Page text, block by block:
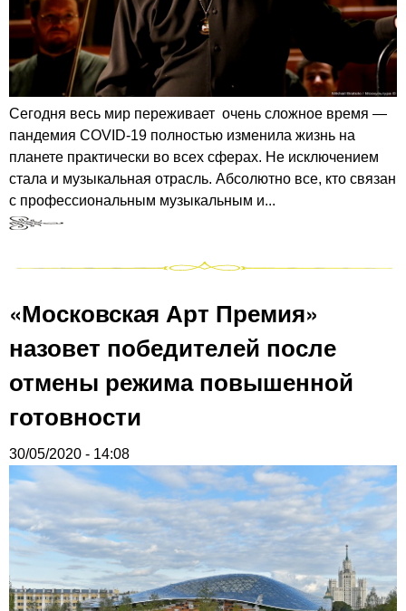
Сегодня весь мир переживает очень сложное время —
пандемия COVID-19 полностью изменила жизнь на
планете практически во всех сферах. Не исключением
стала и музыкальная отрасль. Абсолютно все, кто связан
с профессиональным музыкальным и...
«Московская Арт Премия»
назовет победителей после
отмены режима повышенной
готовности
30/05/2020 - 14:08